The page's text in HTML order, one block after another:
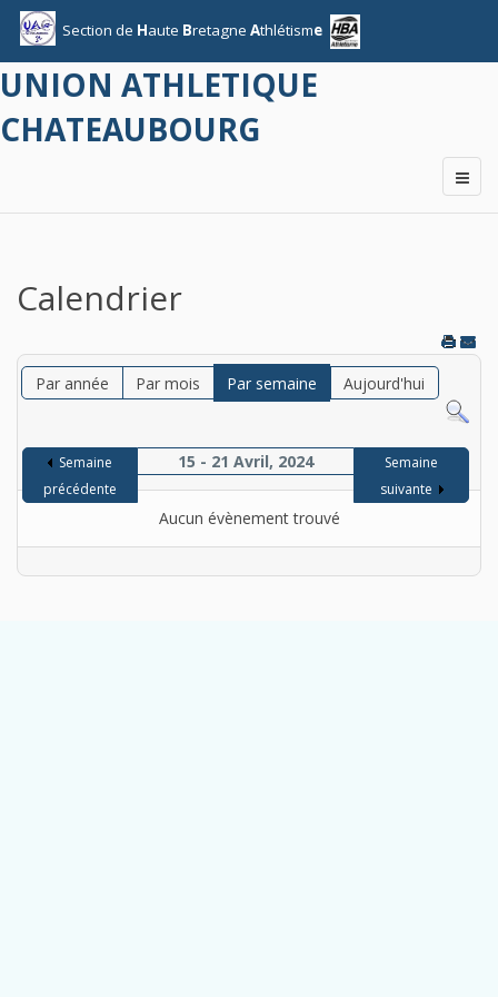
Section de Haute Bretagne Athlétisme
UNION ATHLETIQUE
CHATEAUBOURG
Calendrier
Par année Par mois Par semaine Aujourd'hui
Semaine
précédente
15 - 21 Avril, 2024
Semaine
suivante
Aucun évènement trouvé